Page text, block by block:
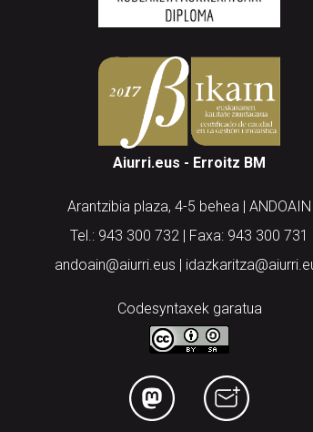
Aiurri.eus - Erroitz BM
Arantzibia plaza, 4-5 behea | ANDOAIN
Tel.: 943 300 732 | Faxa: 943 300 731
andoain@aiurri.eus |
Codesyntaxek garatua